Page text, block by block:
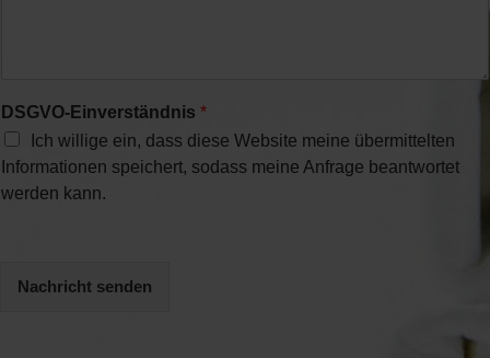
DSGVO-Einverständnis *
Ich willige ein, dass diese Website meine übermittelten
Informationen speichert, sodass meine Anfrage beantwortet
werden kann.
Nachricht senden